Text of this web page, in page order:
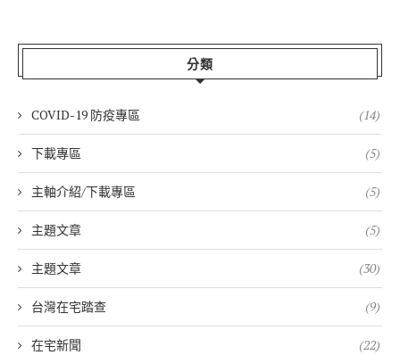
分類
COVID-19 防疫專區 (14)
下載專區 (5)
主軸介紹/下載專區 (5)
主題文章 (5)
主題文章 (30)
台灣在宅踏查 (9)
在宅新聞 (22)